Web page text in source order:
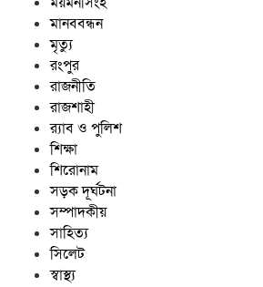
মানববন্ধন
মৃত্যু
রংপুর
রাজনীতি
রাজশাহী
র‍্যাব ও পুলিশ
শিক্ষা
শিরোনাম
সড়ক দূর্ঘটনা
সম্পাদকীয়
সাহিত্য
সিলেট
স্বাস্থ্য